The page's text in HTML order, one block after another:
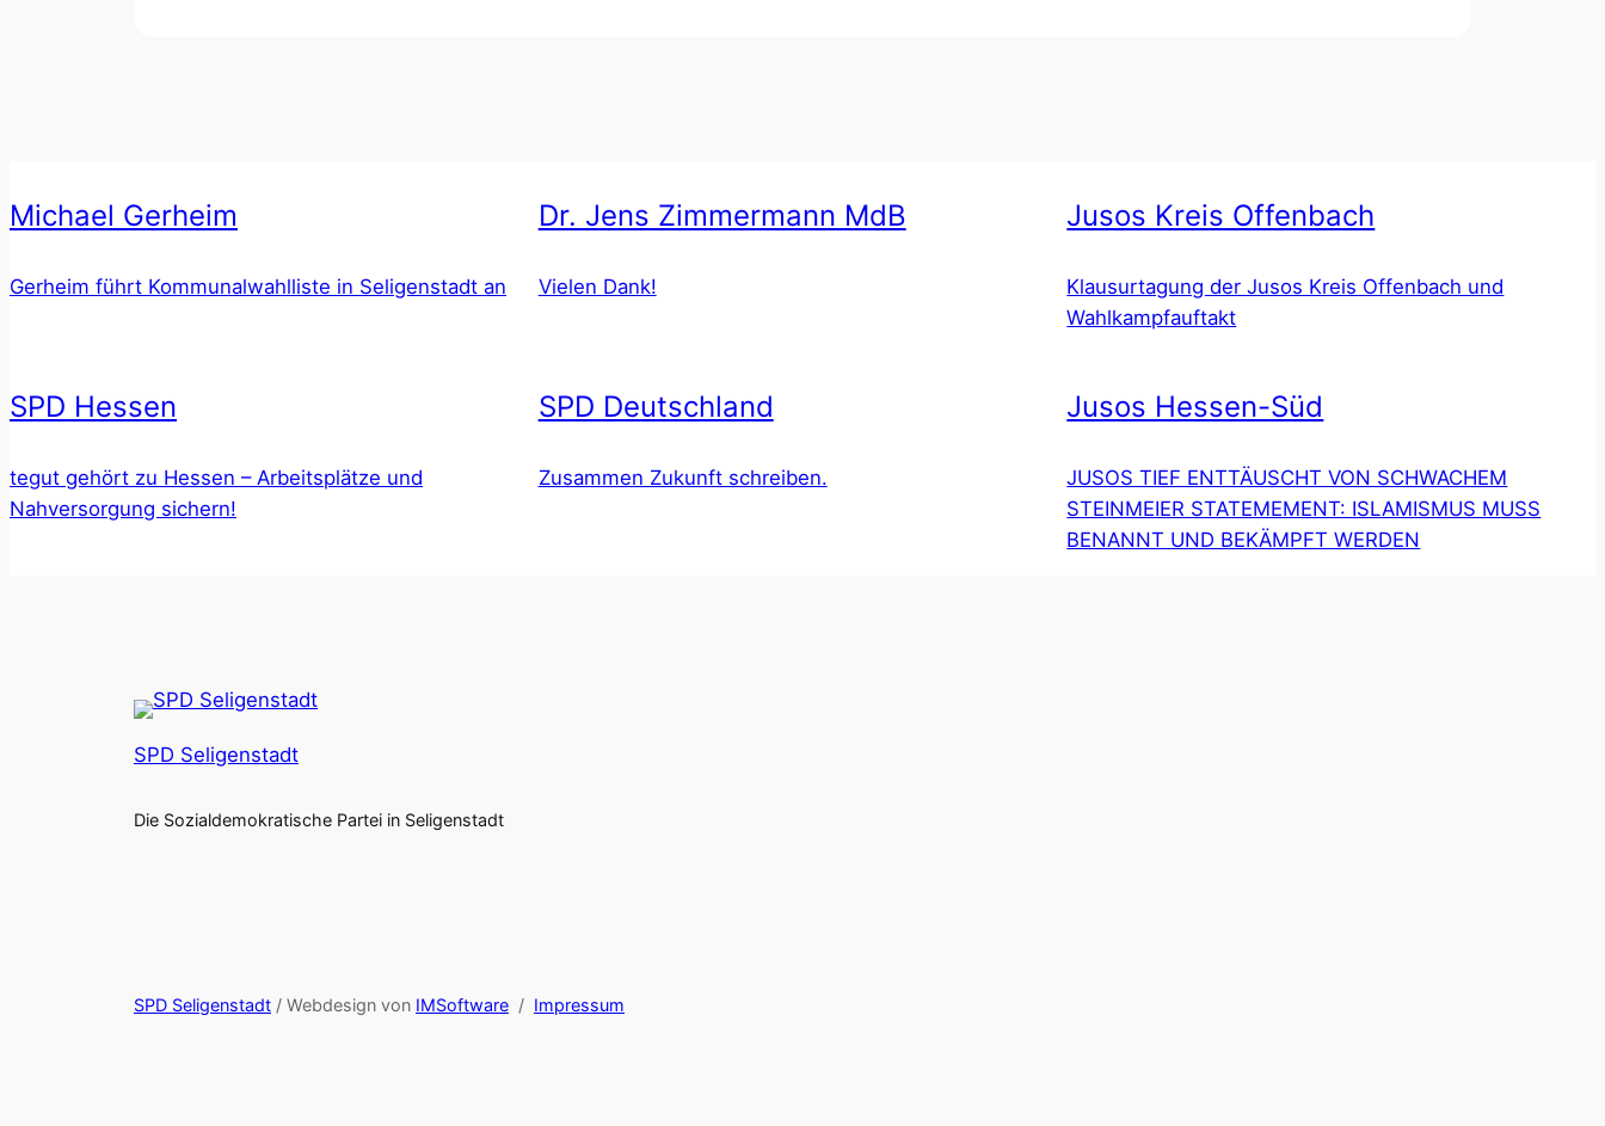
Michael Gerheim
Gerheim führt Kommunalwahlliste in Seligenstadt an
Dr. Jens Zimmermann MdB
Vielen Dank!
Jusos Kreis Offenbach
Klausurtagung der Jusos Kreis Offenbach und
Wahlkampfauftakt
SPD Hessen
tegut gehört zu Hessen – Arbeitsplätze und
Nahversorgung sichern!
SPD Deutschland
Zusammen Zukunft schreiben.
Jusos Hessen-Süd
JUSOS TIEF ENTTÄUSCHT VON SCHWACHEM
STEINMEIER STATEMEMENT: ISLAMISMUS MUSS
BENANNT UND BEKÄMPFT WERDEN
SPD Seligenstadt
Die Sozialdemokratische Partei in Seligenstadt
SPD Seligenstadt / Webdesign von IMSoftware / Impressum